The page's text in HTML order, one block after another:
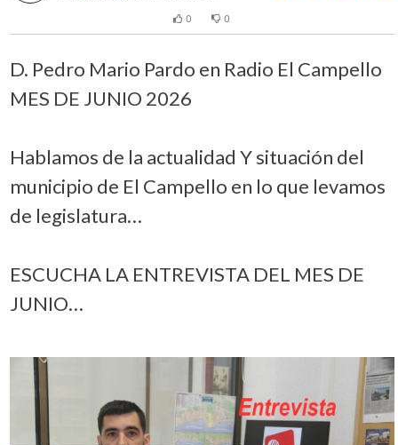
0 0
D. Pedro Mario Pardo en Radio El Campello
MES DE JUNIO 2026
Hablamos de la actualidad Y situación del
municipio de El Campello en lo que levamos
de legislatura…
ESCUCHA LA ENTREVISTA DEL MES DE
JUNIO…